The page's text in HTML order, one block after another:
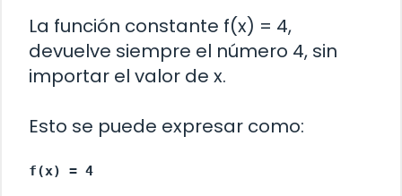
La función constante f(x) = 4,
devuelve siempre el número 4, sin
importar el valor de x.
Esto se puede expresar como:
f(x) = 4